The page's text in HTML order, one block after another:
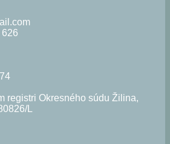
registri Okresného súdu Žilina,
L